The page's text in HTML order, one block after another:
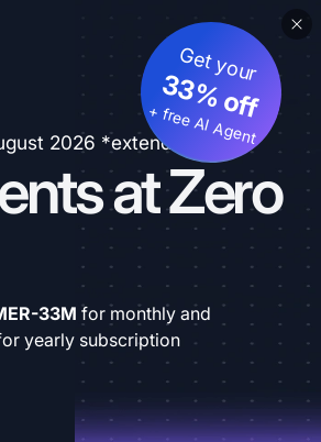
2026 *extended
at Zero
Get your
33% off
+ free AI Agent
33M for monthly and
yearly subscription